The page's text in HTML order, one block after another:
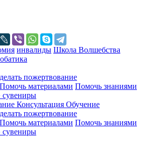
инвалиды Школа Волшебства
пожертвование
Помочь материалами Помочь знаниями
сувениры
Консультация Обучение
пожертвование
Помочь материалами Помочь знаниями
сувениры